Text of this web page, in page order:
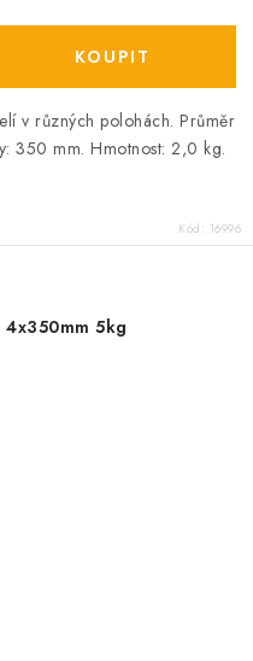
v různých polohách. Průměr
350 mm. Hmotnost: 2,0 kg.
Kód: 16996
5kg